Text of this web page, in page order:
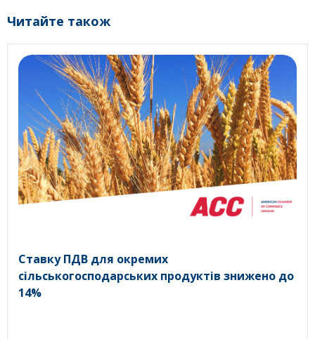
Читайте також
Ставку ПДВ для окремих
сільськогосподарських продуктів знижено до
14%